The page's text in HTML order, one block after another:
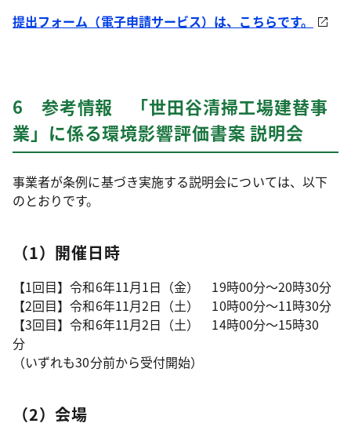
提出フォーム（電子申請サービス）は、こちらです。
6 参考情報 「世田谷清掃工場建替事
業」に係る環境影響評価書案 説明会
事業者が条例に基づき実施する説明会については、以下
のとおりです。
（1）開催日時
【1回目】令和6年11月1日（金） 19時00分～20時30分
【2回目】令和6年11月2日（土） 10時00分～11時30分
【3回目】令和6年11月2日（土） 14時00分～15時30
分
（いずれも30分前から受付開始）
（2）会場